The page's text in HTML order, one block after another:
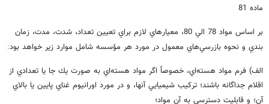
ماده 81
بر اساس مواد 78 الي 80، معيارهاي لازم براي تعيين تعداد، شدت، مدت، زمان
بندي و نحوه بازرسي‌هاي معمول در مورد هر مؤسسه شامل موارد زير خواهد بود:
الف) فرم مواد هسته‌اي، خصوصاً اگر مواد هسته‌اي به صورت يك جا يا تعدادي از
اقلام جداگانه باشند؛ تركيب شيميايي آنها، و در مورد اورانيوم غناي پايين يا بالاي
آن؛ و قابليت دسترسي به آن مواد؛